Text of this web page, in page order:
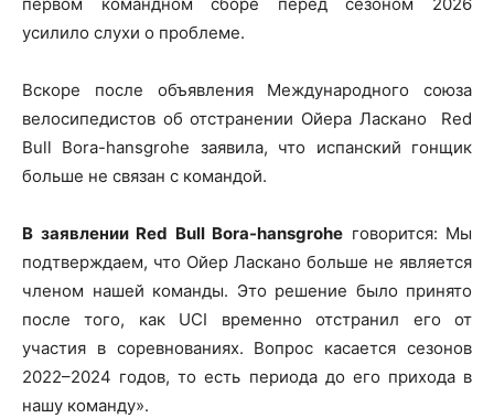
усилило слухи о проблеме.
Вскоре после объявления Международного союза
велосипедистов об отстранении Ойера Ласкано Red
Bull Bora-hansgrohe заявила, что испанский гонщик
больше не связан с командой.
В заявлении Red Bull Bora-hansgrohe говорится: Мы
подтверждаем, что Ойер Ласкано больше не является
членом нашей команды. Это решение было принято
после того, как UCI временно отстранил его от
участия в соревнованиях. Вопрос касается сезонов
2022–2024 годов, то есть периода до его прихода в
нашу команду».